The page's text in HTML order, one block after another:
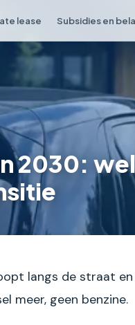
lease Subsidies en
2030:
langs de straat
meer, geen benzine.